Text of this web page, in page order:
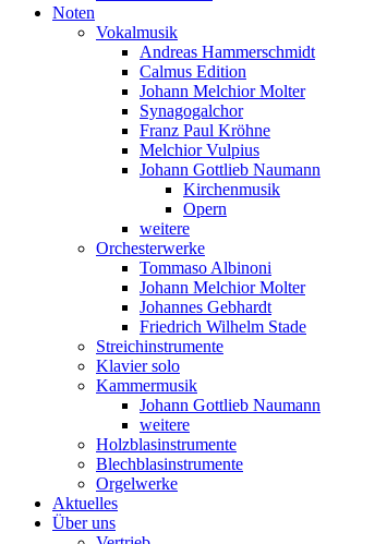
Noten
Vokalmusik
Andreas Hammerschmidt
Calmus Edition
Johann Melchior Molter
Synagogalchor
Franz Paul Kröhne
Melchior Vulpius
Johann Gottlieb Naumann
Kirchenmusik
Opern
weitere
Orchesterwerke
Tommaso Albinoni
Johann Melchior Molter
Johannes Gebhardt
Friedrich Wilhelm Stade
Streichinstrumente
Klavier solo
Kammermusik
Johann Gottlieb Naumann
weitere
Holzblasinstrumente
Blechblasinstrumente
Orgelwerke
Aktuelles
Über uns